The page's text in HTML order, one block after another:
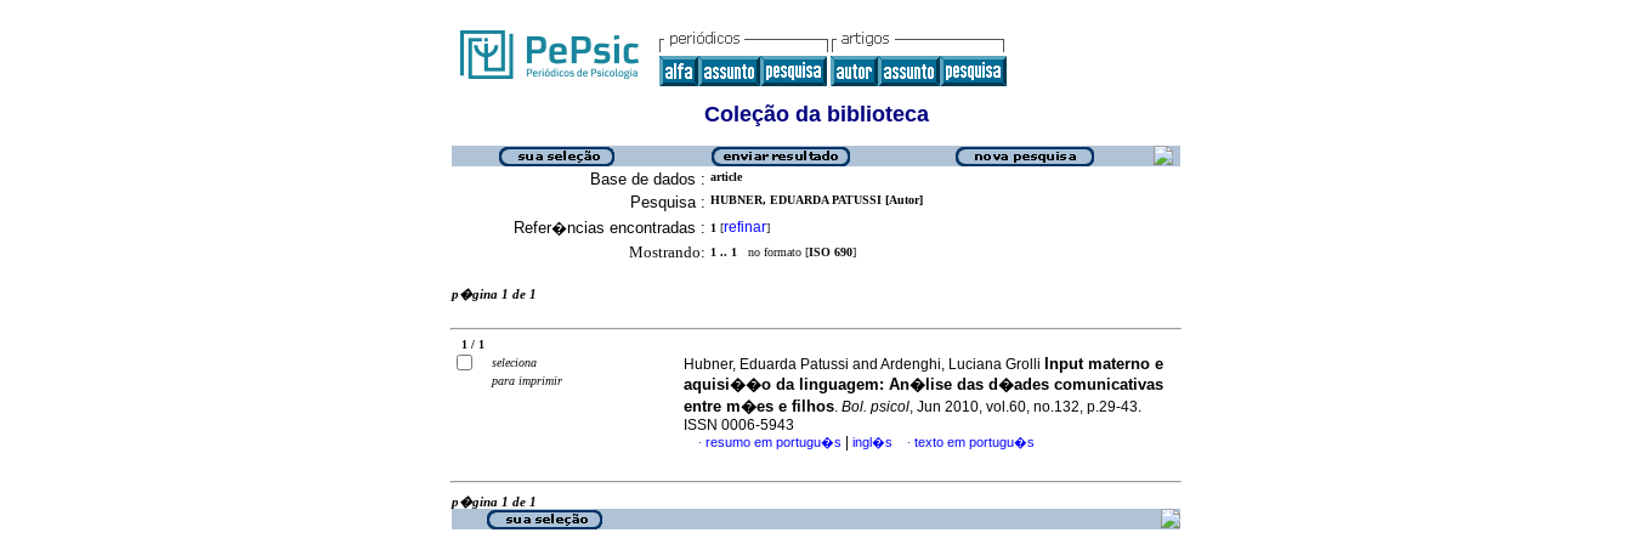
Coleção da biblioteca
Base de dados : article
Pesquisa : HUBNER, EDUARDA PATUSSI [Autor]
Refer�ncias encontradas : 1 [refinar]
Mostrando: 1 .. 1 no formato [ISO 690]
p�gina 1 de 1
1 / 1
seleciona
para imprimir
Hubner, Eduarda Patussi and Ardenghi, Luciana Grolli Input materno e
aquisi��o da linguagem: An�lise das d�ades comunicativas
entre m�es e filhos. Bol. psicol, Jun 2010, vol.60, no.132, p.29-43.
ISSN 0006-5943
· resumo em portugu�s ingl�s · texto em portugu�s
p�gina 1 de 1